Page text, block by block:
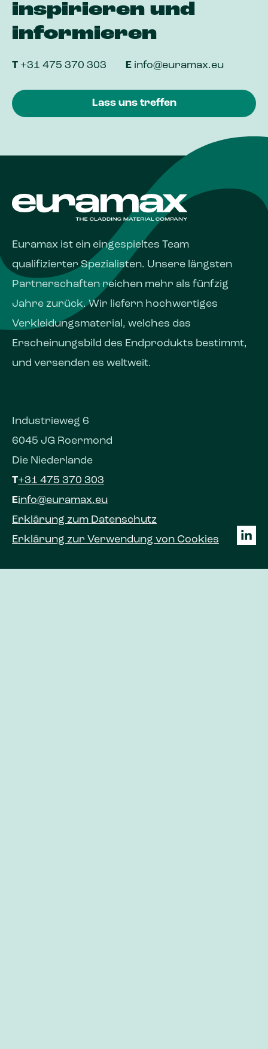
inspirieren und
informieren
T +31 475 370 303 E info@euramax.eu
Lass uns treffen
Euramax ist ein eingespieltes Team
qualifizierter Spezialisten. Unsere längsten
Partnerschaften reichen mehr als fünfzig
Jahre zurück. Wir liefern hochwertiges
Verkleidungsmaterial, welches das
Erscheinungs­bild des Endprodukts bestimmt,
und versenden es weltweit.
Industrieweg 6
6045 JG Roermond
Die Niederlande
T+31 475 370 303
Einfo@euramax.eu
Erklärung zum Datenschutz
Erklärung zur Verwendung von Cookies